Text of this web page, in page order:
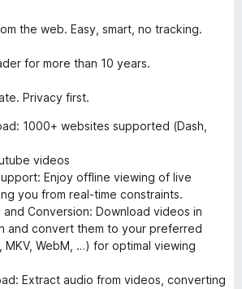
the web. Easy, smart, no tracking.
for more than 10 years.
Privacy first.
1000+ websites supported (Dash,
videos
Enjoy offline viewing of live
you from real-time constraints.
and Conversion: Download videos in
and convert them to your preferred
MKV, WebM, …) for optimal viewing
Extract audio from videos, converting